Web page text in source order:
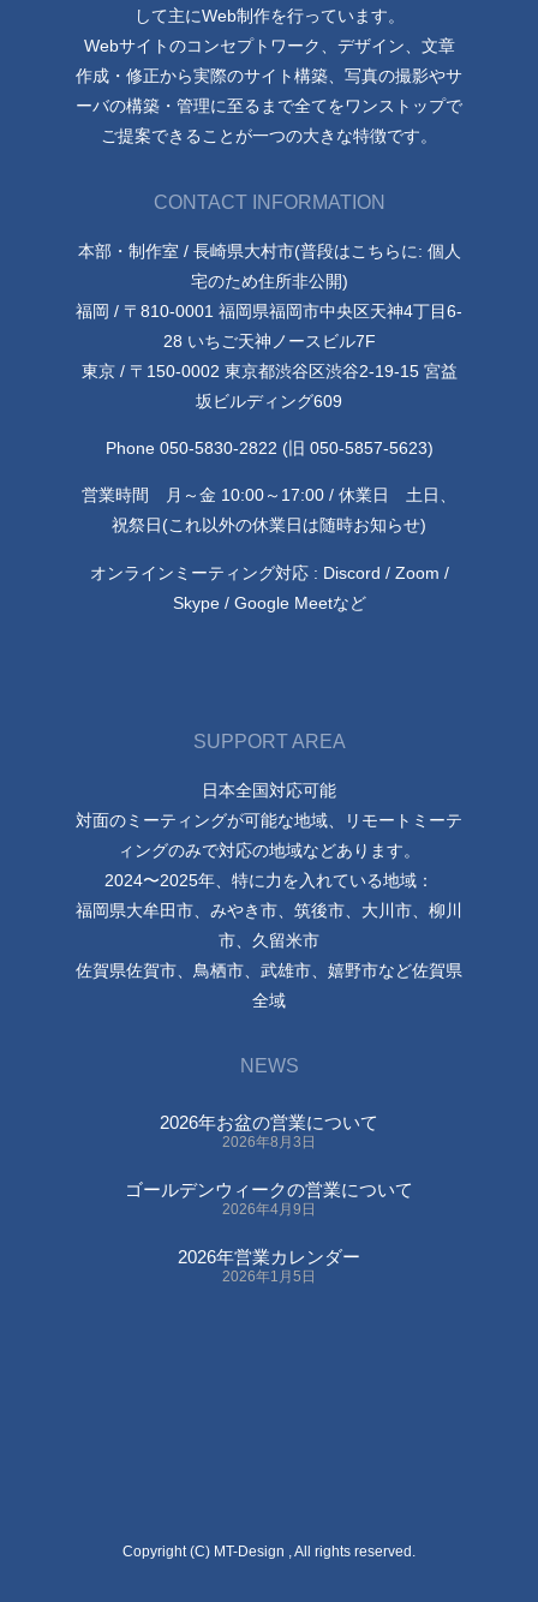
して主にWeb制作を行っています。
Webサイトのコンセプトワーク、デザイン、文章
作成・修正から実際のサイト構築、写真の撮影やサ
ーバの構築・管理に至るまで全てをワンストップで
ご提案できることが一つの大きな特徴です。
CONTACT INFORMATION
本部・制作室 / 長崎県大村市(普段はこちらに: 個人
宅のため住所非公開)
福岡 / 〒810-0001 福岡県福岡市中央区天神4丁目6-
28 いちご天神ノースビル7F
東京 / 〒150-0002 東京都渋谷区渋谷2-19-15 宮益
坂ビルディング609
Phone 050-5830-2822 (旧 050-5857-5623)
営業時間 月～金 10:00～17:00 / 休業日 土日、
祝祭日(これ以外の休業日は随時お知らせ)
オンラインミーティング対応 : Discord / Zoom /
Skype / Google Meetなど
SUPPORT AREA
日本全国対応可能
対面のミーティングが可能な地域、リモートミーテ
ィングのみで対応の地域などあります。
2024〜2025年、特に力を入れている地域：
福岡県大牟田市、みやき市、筑後市、大川市、柳川
市、久留米市
佐賀県佐賀市、鳥栖市、武雄市、嬉野市など佐賀県
全域
NEWS
2026年お盆の営業について
2026年8月3日
ゴールデンウィークの営業について
2026年4月9日
2026年営業カレンダー
2026年1月5日
Copyright (C) MT-Design , All rights reserved.